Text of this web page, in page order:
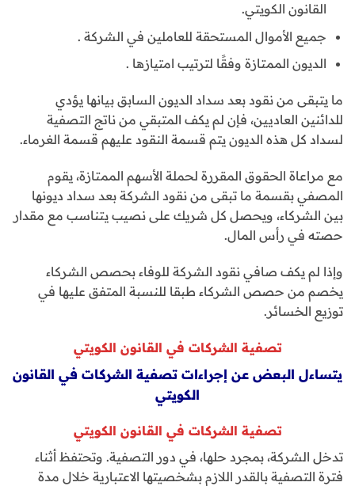
القانون الكويتي.
جميع الأموال المستحقة للعاملين في الشركة .
الديون الممتازة وفقًا لترتيب امتيازها .
ما يتبقى من نقود بعد سداد الديون السابق بيانها يؤدي
للدائنين العاديين، فإن لم يكف المتبقي من ناتج التصفية
لسداد كل هذه الديون يتم قسمة النقود عليهم قسمة الغرماء.
مع مراعاة الحقوق المقررة لحملة الأسهم الممتازة، يقوم
المصفي بقسمة ما تبقى من نقود الشركة بعد سداد ديونها
بين الشركاء، ويحصل كل شريك على نصيب يتناسب مع مقدار
حصته في رأس المال.
وإذا لم يكف صافي نقود الشركة للوفاء بحصص الشركاء
يخصم من حصص الشركاء طبقا للنسبة المتفق عليها في
توزيع الخسائر.
تصفية الشركات في القانون الكويتي
يتساءل البعض عن إجراءات تصفية الشركات في القانون
الكويتي
تصفية الشركات في القانون الكويتي
تدخل الشركة، بمجرد حلها، في دور التصفية. وتحتفظ أثناء
فترة التصفية بالقدر اللازم بشخصيتها الاعتبارية خلال مدة